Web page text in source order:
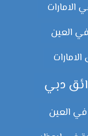
الامارات
العين
دبي
العين